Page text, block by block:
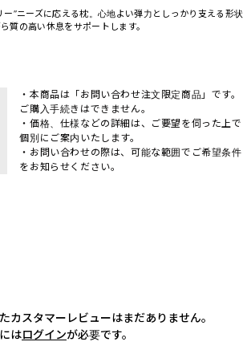
ー”ニーズに応える枕。心地よい弾力としっかり支える形状
質の高い休息をサポートします。
・本商品は「お問い合わせ注文限定商品」です。
ご購入手続きはできません。
・価格、仕様などの詳細は、ご要望を伺った上で
個別にご案内いたします。
・お問い合わせの際は、可能な範囲でご希望条件
をお知らせください。
カスタマーレビューはまだありません。
はログインが必要です。